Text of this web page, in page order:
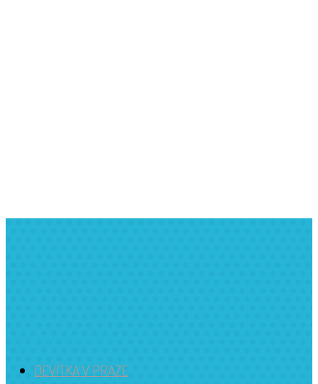
DEVÍTKA V PRAZE